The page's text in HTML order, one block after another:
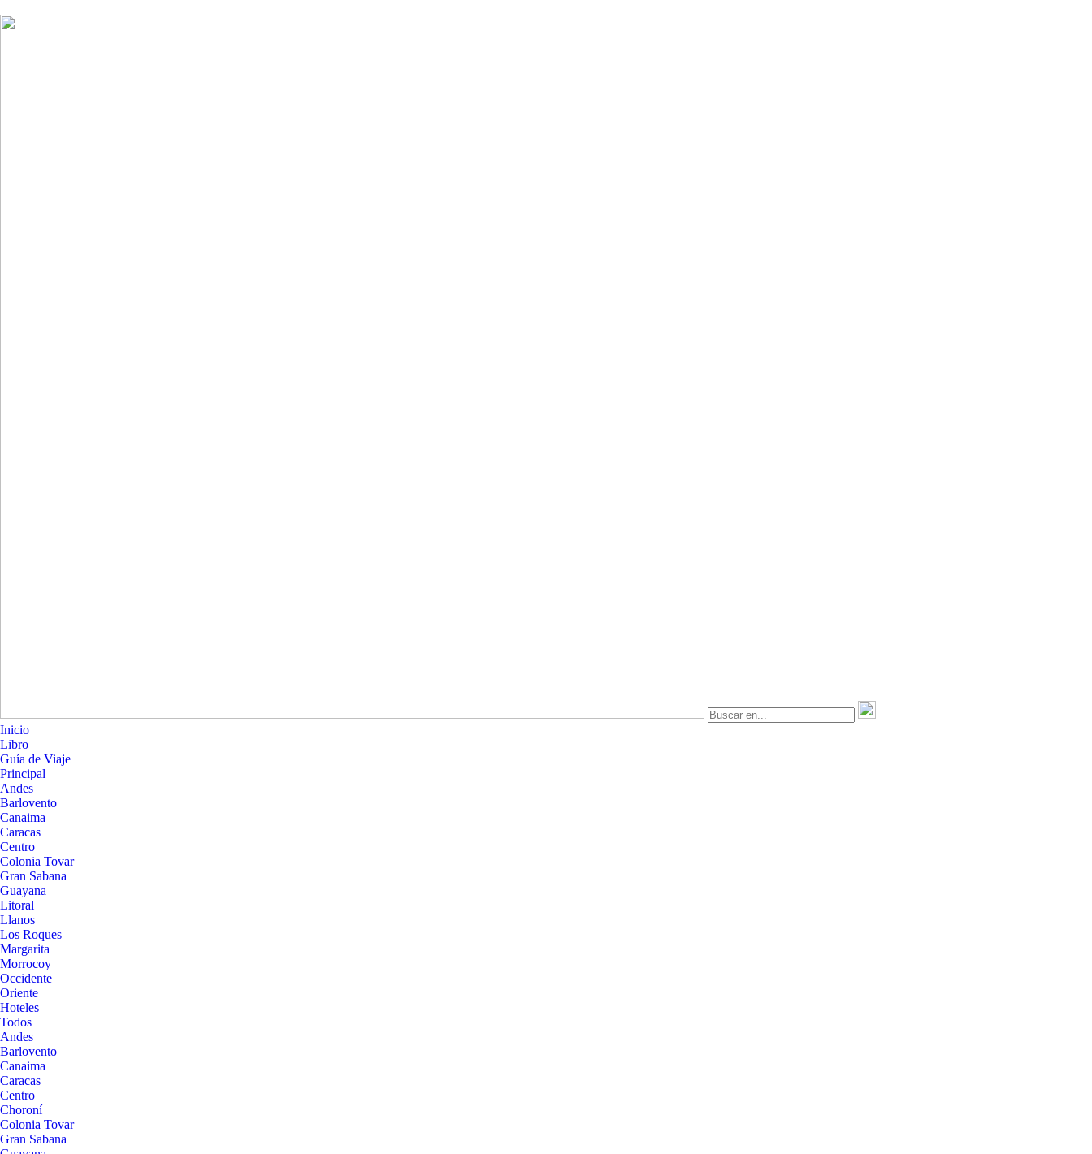
Inicio
Libro
Guía de Viaje
Principal
Andes
Barlovento
Canaima
Caracas
Centro
Colonia Tovar
Gran Sabana
Guayana
Litoral
Llanos
Los Roques
Margarita
Morrocoy
Occidente
Oriente
Hoteles
Todos
Andes
Barlovento
Canaima
Caracas
Centro
Choroní
Colonia Tovar
Gran Sabana